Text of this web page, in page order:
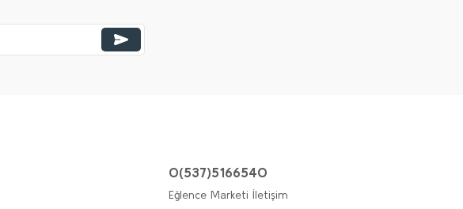
0(537)5166540
Eğlence Marketi İletişim